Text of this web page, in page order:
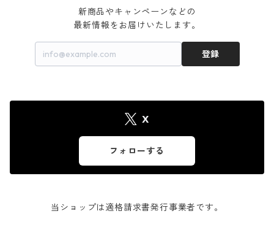
新商品やキャンペーンなどの
最新情報をお届けいたします。
登録
X
フォローする
当ショップは適格請求書発行事業者です。